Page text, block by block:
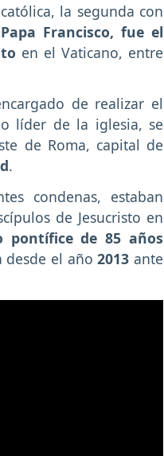
la segunda con
Francisco, fue el
en el Vaticano, entre
de realizar el
líder de la iglesia, se
de Roma, capital de
.
condenas, estaban
de Jesucristo en
pontífice de 85 años
desde el año2013ante